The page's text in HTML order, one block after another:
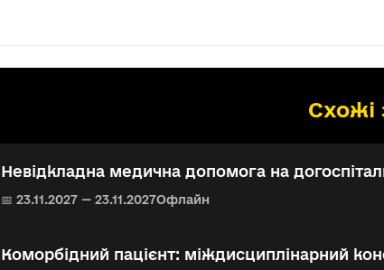
Схожі
Невідкладна медична допомога на
📅 23.11.2027 — 23.11.2027Офлайн
Коморбідний пацієнт: міждисциплінарний